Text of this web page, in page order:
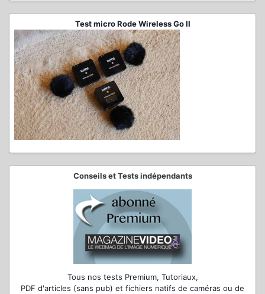
Test micro Rode Wireless Go II
Conseils et Tests indépendants
Tous nos tests Premium, Tutoriaux,
PDF d'articles (sans pub) et fichiers natifs de caméras ou de